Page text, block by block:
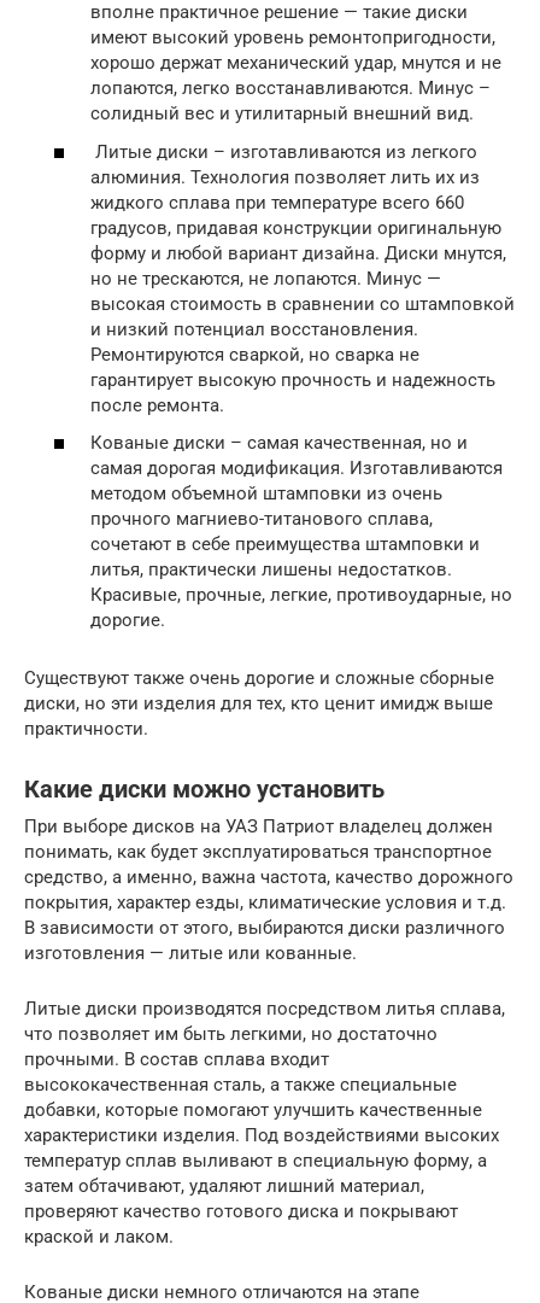
вполне практичное решение — такие диски
имеют высокий уровень ремонтопригодности,
хорошо держат механический удар, мнутся и не
лопаются, легко восстанавливаются. Минус –
солидный вес и утилитарный внешний вид.
Литые диски – изготавливаются из легкого
алюминия. Технология позволяет лить их из
жидкого сплава при температуре всего 660
градусов, придавая конструкции оригинальную
форму и любой вариант дизайна. Диски мнутся,
но не трескаются, не лопаются. Минус —
высокая стоимость в сравнении со штамповкой
и низкий потенциал восстановления.
Ремонтируются сваркой, но сварка не
гарантирует высокую прочность и надежность
после ремонта.
Кованые диски – самая качественная, но и
самая дорогая модификация. Изготавливаются
методом объемной штамповки из очень
прочного магниево-титанового сплава,
сочетают в себе преимущества штамповки и
литья, практически лишены недостатков.
Красивые, прочные, легкие, противоударные, но
дорогие.
Существуют также очень дорогие и сложные сборные
диски, но эти изделия для тех, кто ценит имидж выше
практичности.
Какие диски можно установить
При выборе дисков на УАЗ Патриот владелец должен
понимать, как будет эксплуатироваться транспортное
средство, а именно, важна частота, качество дорожного
покрытия, характер езды, климатические условия и т.д.
В зависимости от этого, выбираются диски различного
изготовления — литые или кованные.
Литые диски производятся посредством литья сплава,
что позволяет им быть легкими, но достаточно
прочными. В состав сплава входит
высококачественная сталь, а также специальные
добавки, которые помогают улучшить качественные
характеристики изделия. Под воздействиями высоких
температур сплав выливают в специальную форму, а
затем обтачивают, удаляют лишний материал,
проверяют качество готового диска и покрывают
краской и лаком.
Кованые диски немного отличаются на этапе